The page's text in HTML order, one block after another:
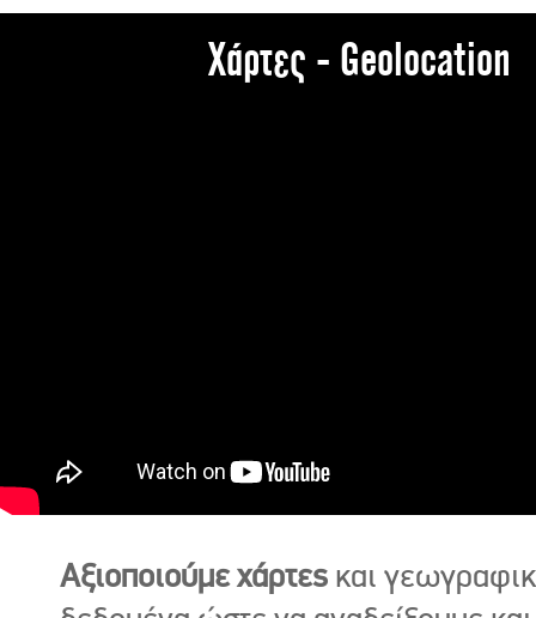
Χάρτες - Geolocation
Αξιοποιούμε χάρτες και